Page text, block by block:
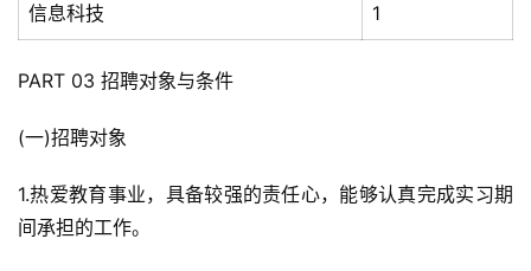
信息科技 1
PART 03 招聘对象与条件
(一)招聘对象
1.热爱教育事业，具备较强的责任心，能够认真完成实习期
间承担的工作。